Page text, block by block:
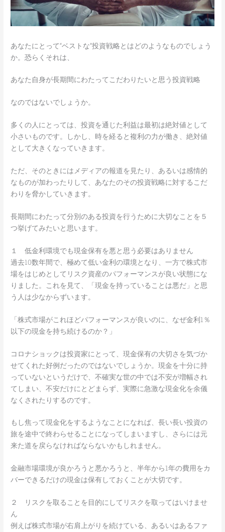
あなたにとって“ベストな”投資戦略とはどのようなものでしょう
か。恐らくそれは、
あなた自身が長期間にわたってこだわりたいと思う投資戦略
なのではないでしょうか。
多くの人にとっては、投資を通じた利益は最初は絶対値として
小さいものです。しかし、時を経ると複利の力が働き、絶対値
として大きくなっていきます。
ただ、そのときにはメディアの報道を見たり、あるいは感情的
なものが加わったりして、あなたのその投資戦略に対するこだ
わりを脅かしていきます。
長期間にわたって分別のある投資を行うために大切なことを５
つ挙げてみたいと思います。
１ 低金利環境でも現金保有を悪と思う必要はありません
過去10数年間で、極めて低い金利の環境となり、一方で株式市
場をはじめとしてリスク資産のパフォーマンスが良い状態にな
りました。これを見て、「現金を持っていることは悪だ」と思
う人は少なからずいます。
「株式市場がこれほどパフォーマンスが良いのに、なぜ金利1％
以下の現金を持ち続けるのか？」
コロナショックは投資家にとって、現金保有の大切さを気づか
せてくれた好例だったのではないでしょうか。現金を十分に持
っていないというだけで、不確実な世の中では不安が増幅され
てしまい、不安だけにとどまらず、実際に急激な現金化を余儀
なくされたりするのです。
もし焦って現金化をするようなことになれば、長い長い投資の
旅を途中で終わらせることになってしまいますし、さらには元
来た道を戻らなければならないかもしれません。
金融市場環境が良かろうと悪かろうと、半年から1年の費用をカ
バーできるだけの現金は保有しておくことが大切です。
２ リスクを取ることを目的にしてリスクを取ってはいけませ
ん
例えば株式市場が右肩上がりを続けている、あるいはあるファ